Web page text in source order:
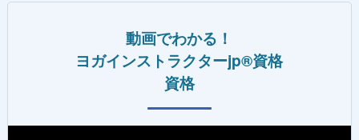
動画でわかる！
ヨガインストラクターjp®資格
資格